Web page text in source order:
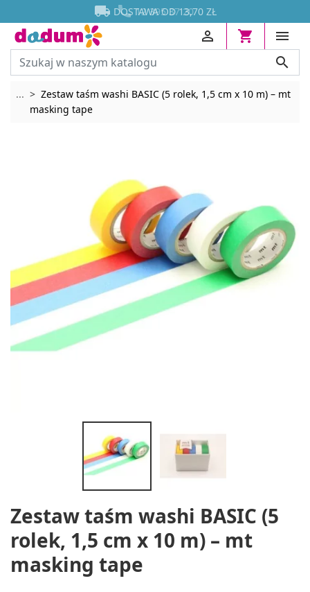

 DOSTAWA OD 13,70 ZŁ






... Rozwiń breadcrumbs
Zestaw taśm washi BASIC (5 rolek, 1,5 cm x 10 m) – mt
masking tape
Zestaw taśm washi BASIC (5
rolek, 1,5 cm x 10 m) – mt
masking tape